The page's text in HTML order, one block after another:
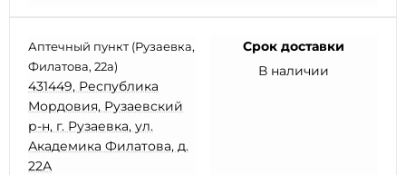
Аптечный пункт (Рузаевка,
Филатова, 22а)
431449, Республика
Мордовия, Рузаевский
р-н, г. Рузаевка, ул.
Академика Филатова, д.
22А
Срок доставки
В наличии